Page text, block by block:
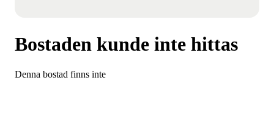
Bostaden kunde inte hittas
Denna bostad finns inte